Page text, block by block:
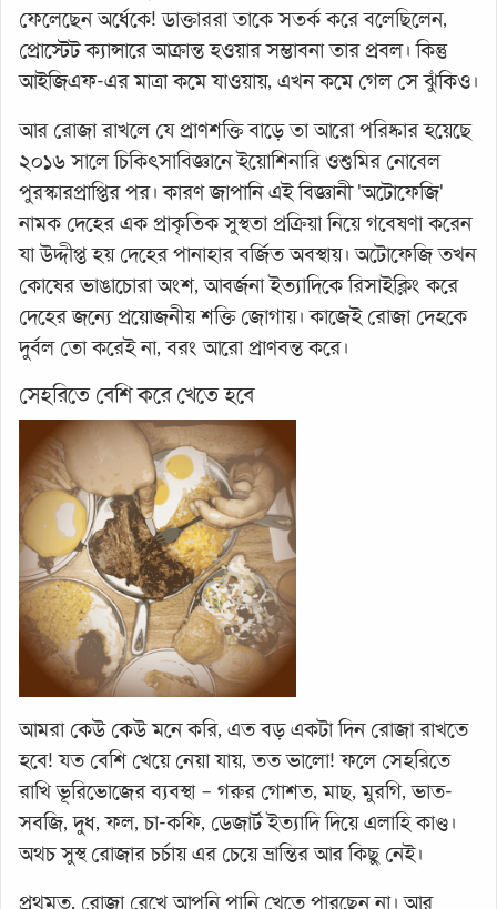
ফেলেছেন অর্ধেকে! ডাক্তাররা তাকে সতর্ক করে বলেছিলেন,
প্রোস্টেট ক্যান্সারে আক্রান্ত হওয়ার সম্ভাবনা তার প্রবল। কিন্তু
আইজিএফ-এর মাত্রা কমে যাওয়ায়, এখন কমে গেল সে ঝুঁকিও।
আর রোজা রাখলে যে প্রাণশক্তি বাড়ে তা আরো পরিষ্কার হয়েছে
২০১৬ সালে চিকিৎসাবিজ্ঞানে ইয়োশিনারি ওশুমির নোবেল
পুরস্কারপ্রাপ্তির পর। কারণ জাপানি এই বিজ্ঞানী 'অটোফেজি'
নামক দেহের এক প্রাকৃতিক সুস্থতা প্রক্রিয়া নিয়ে গবেষণা করেন
যা উদ্দীপ্ত হয় দেহের পানাহার বর্জিত অবস্থায়। অটোফেজি তখন
কোষের ভাঙাচোরা অংশ, আবর্জনা ইত্যাদিকে রিসাইক্লিং করে
দেহের জন্যে প্রয়োজনীয় শক্তি জোগায়। কাজেই রোজা দেহকে
দুর্বল তো করেই না, বরং আরো প্রাণবন্ত করে।
সেহরিতে বেশি করে খেতে হবে
আমরা কেউ কেউ মনে করি, এত বড় একটা দিন রোজা রাখতে
হবে! যত বেশি খেয়ে নেয়া যায়, তত ভালো! ফলে সেহরিতে
রাখি ভূরিভোজের ব্যবস্থা – গরুর গোশত, মাছ, মুরগি, ভাত-
সবজি, দুধ, ফল, চা-কফি, ডেজার্ট ইত্যাদি দিয়ে এলাহি কাণ্ড।
অথচ সুস্থ রোজার চর্চায় এর চেয়ে ভ্রান্তির আর কিছু নেই।
প্রথমত, রোজা রেখে আপনি পানি খেতে পারছেন না। আর